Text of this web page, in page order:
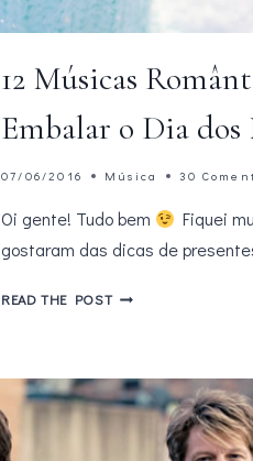
12 Músicas
Embalar o Dia dos
07/06/2016 Música 30
Oi gente! Tudo bem
Fiquei
gostaram das dicas de
READ THE POST12
EMBALAR